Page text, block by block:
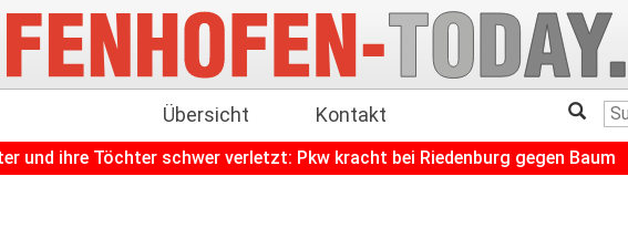
Übersicht Kontakt
schwer verletzt: Pkw kracht bei Riedenburg gegen Baum +++